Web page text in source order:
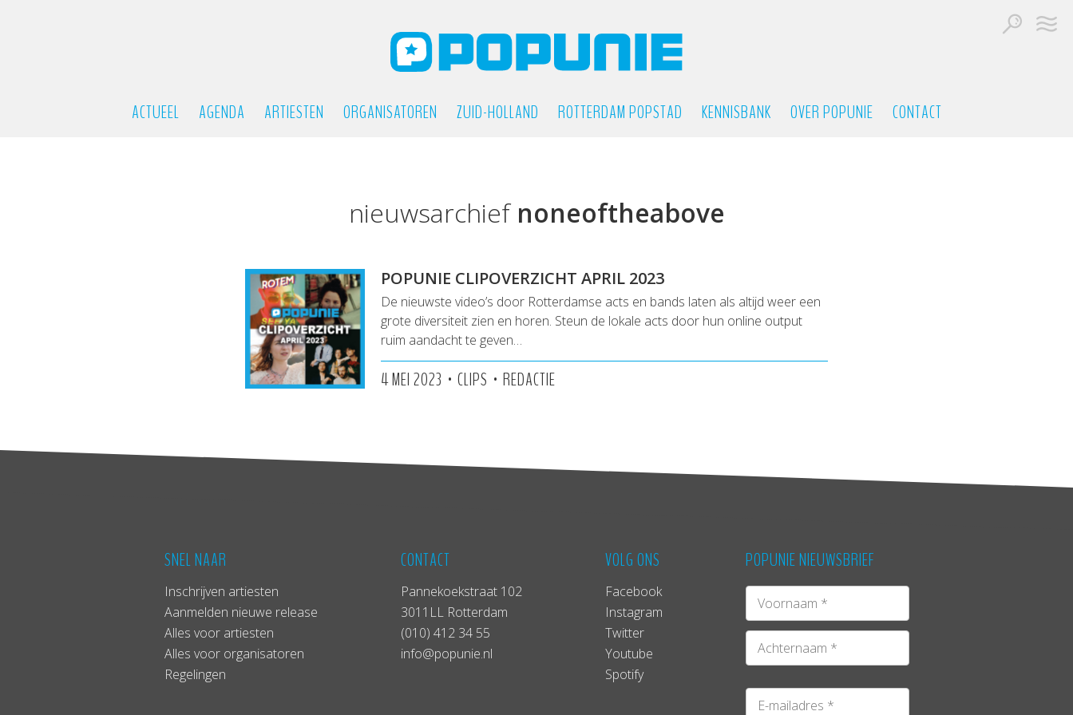
ACTUEEL AGENDA ARTIESTEN ORGANISATOREN ZUID-HOLLAND ROTTERDAM POPSTAD KENNISBANK OVER POPUNIE CONTACT
nieuwsarchief noneoftheabove
POPUNIE CLIPOVERZICHT APRIL 2023
De nieuwste video’s door Rotterdamse acts en bands laten als altijd weer een
grote diversiteit zien en horen. Steun de lokale acts door hun online output
ruim aandacht te geven…
4 MEI 2023 • CLIPS • REDACTIE
SNEL NAAR
Inschrijven artiesten
Aanmelden nieuwe release
Alles voor artiesten
Alles voor organisatoren
Regelingen
CONTACT
Pannekoekstraat 102
3011LL Rotterdam
(010) 412 34 55
info@popunie.nl
VOLG ONS
Facebook
Instagram
Twitter
Youtube
Spotify
POPUNIE NIEUWSBRIEF